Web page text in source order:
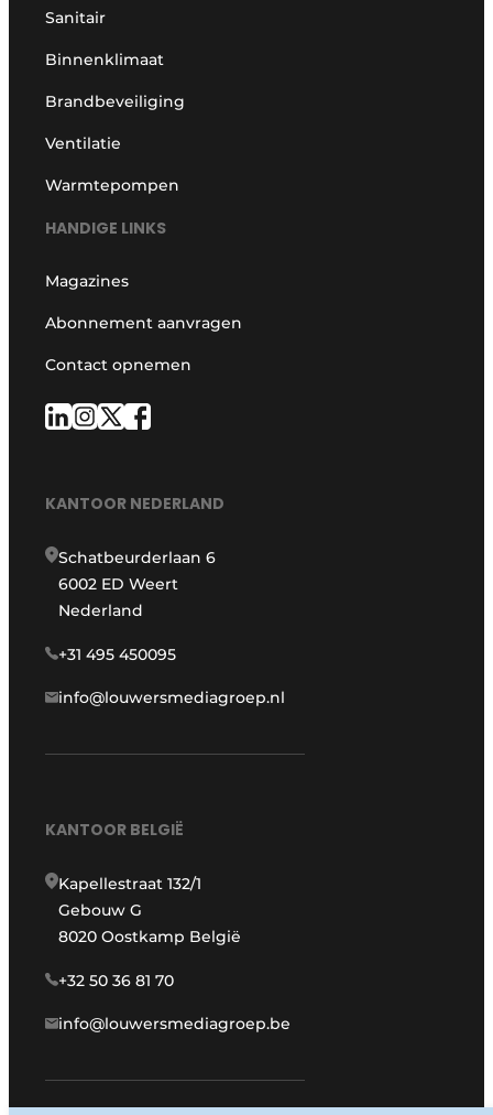
Sanitair
Binnenklimaat
Brandbeveiliging
Ventilatie
Warmtepompen
HANDIGE LINKS
Magazines
Abonnement aanvragen
Contact opnemen
KANTOOR NEDERLAND
Schatbeurderlaan 6
6002 ED Weert
Nederland
+31 495 450095
info@louwersmediagroep.nl
KANTOOR BELGIË
Kapellestraat 132/1
Gebouw G
8020 Oostkamp België
+32 50 36 81 70
info@louwersmediagroep.be